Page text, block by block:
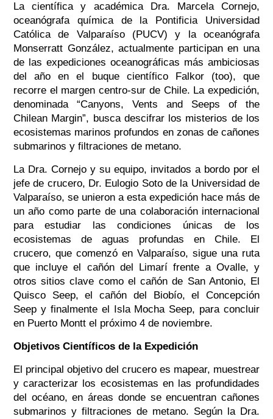
La científica y académica Dra. Marcela Cornejo,
oceanógrafa química de la Pontificia Universidad
Católica de Valparaíso (PUCV) y la oceanógrafa
Monserratt González, actualmente participan en una
de las expediciones oceanográficas más ambiciosas
del año en el buque científico
Falkor (too), que
recorre el margen centro-sur de Chile. La expedición,
denominada “Canyons, Vents and Seeps of the
Chilean Margin”, busca descifrar los misterios de los
ecosistemas marinos profundos en zonas de cañones
submarinos y filtraciones de metano.
La Dra. Cornejo y su equipo, invitados a bordo por el
jefe de crucero, Dr. Eulogio Soto de la Universidad de
Valparaíso, se unieron a esta expedición hace más de
un año como parte de una colaboración internacional
para estudiar las condiciones únicas de los
ecosistemas de aguas profundas en Chile. El
crucero, que comenzó en Valparaíso, sigue una ruta
que incluye el cañón del Limarí frente a Ovalle, y
otros sitios clave como el cañón de San Antonio, El
Quisco Seep, el cañón del Biobío, el Concepción
Seep y finalmente el Isla Mocha Seep, para concluir
en Puerto Montt el próximo 4 de noviembre.
Objetivos Científicos de la Expedición
El principal objetivo del crucero es mapear, muestrear
y caracterizar los ecosistemas en las profundidades
del océano, en áreas donde se encuentran cañones
submarinos y filtraciones de metano. Según la Dra.